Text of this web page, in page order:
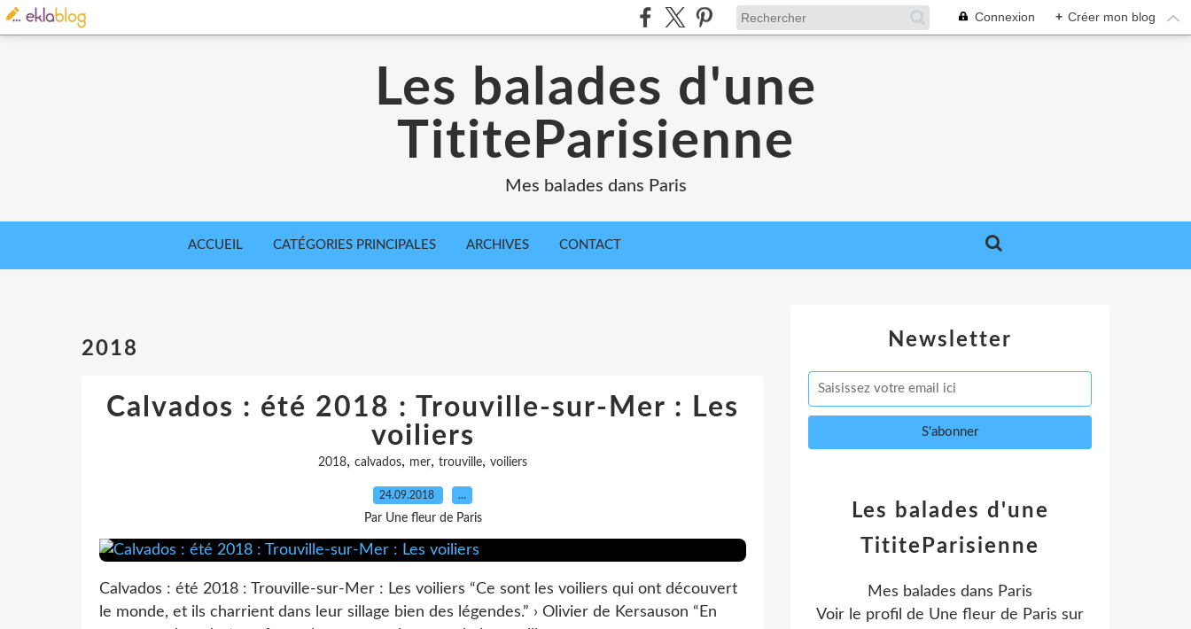
Connexion + Créer mon blog
Les balades d'une
TititeParisienne
Mes balades dans Paris
ACCUEIL CATÉGORIES PRINCIPALES ARCHIVES CONTACT
2018
Calvados : été 2018 : Trouville-sur-Mer : Les
voiliers
2018, calvados, mer, trouville, voiliers
24.09.2018 …
Par Une fleur de Paris
Calvados : été 2018 : Trouville-sur-Mer : Les voiliers “Ce sont les voiliers qui ont découvert
le monde, et ils charrient dans leur sillage bien des légendes.” › Olivier de Kersauson “En
Newsletter
Les balades d'une
TititeParisienne
Mes balades dans Paris
Voir le profil de Une fleur de Paris sur